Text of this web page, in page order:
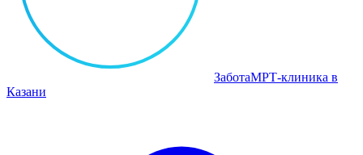
ЗаботаМРТ‑клиника в
Казани